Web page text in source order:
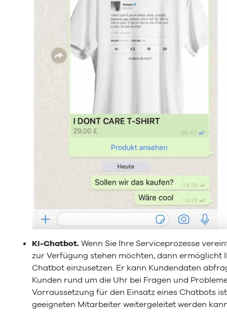
KI-Chatbot.Wenn Sie Ihre Serviceprozesse
zur Verfügung stehen möchten, dann ermöglicht
Chatbot einzusetzen. Er kann Kundendaten
Kunden rund um die Uhr bei Fragen und
Vorraussetzung für den Einsatz eines Chatbots
geeigneten Mitarbeiter weitergeleitet werden